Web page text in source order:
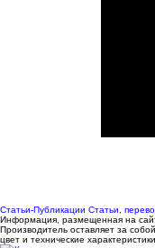
Статьи-Публикации Статьи,
Информация, размещенная на
Производитель оставляет за
цвет и технические